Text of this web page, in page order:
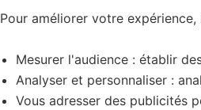
Pour améliorer votre
Mesurer l'audience : établir
Analyser et personnaliser :
Vous adresser des publicités